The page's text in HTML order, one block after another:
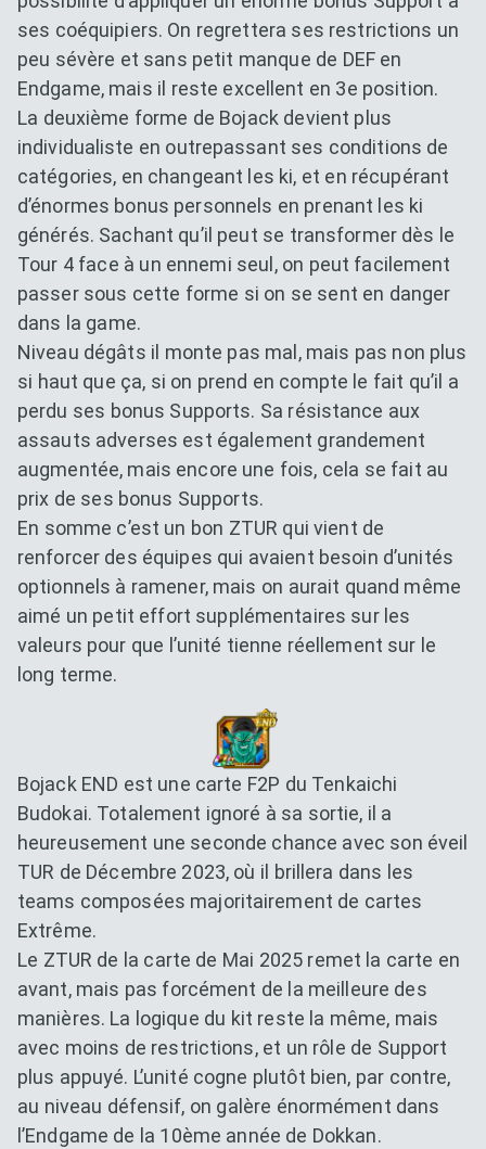
ses coéquipiers. On regrettera ses restrictions un
peu sévère et sans petit manque de DEF en
Endgame, mais il reste excellent en 3e position.
La deuxième forme de Bojack devient plus
individualiste en outrepassant ses conditions de
catégories, en changeant les ki, et en récupérant
d’énormes bonus personnels en prenant les ki
générés. Sachant qu’il peut se transformer dès le
Tour 4 face à un ennemi seul, on peut facilement
passer sous cette forme si on se sent en danger
dans la game.
Niveau dégâts il monte pas mal, mais pas non plus
si haut que ça, si on prend en compte le fait qu’il a
perdu ses bonus Supports. Sa résistance aux
assauts adverses est également grandement
augmentée, mais encore une fois, cela se fait au
prix de ses bonus Supports.
En somme c’est un bon ZTUR qui vient de
renforcer des équipes qui avaient besoin d’unités
optionnels à ramener, mais on aurait quand même
aimé un petit effort supplémentaires sur les
valeurs pour que l’unité tienne réellement sur le
long terme.
Bojack END est une carte F2P du Tenkaichi
Budokai. Totalement ignoré à sa sortie, il a
heureusement une seconde chance avec son éveil
TUR de Décembre 2023, où il brillera dans les
teams composées majoritairement de cartes
Extrême.
Le ZTUR de la carte de Mai 2025 remet la carte en
avant, mais pas forcément de la meilleure des
manières. La logique du kit reste la même, mais
avec moins de restrictions, et un rôle de Support
plus appuyé. L’unité cogne plutôt bien, par contre,
au niveau défensif, on galère énormément dans
l’Endgame de la 10ème année de Dokkan.